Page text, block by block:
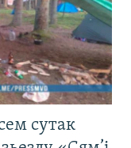
сутак